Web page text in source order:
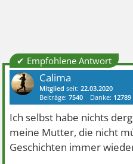
✔ Empfohlene Antwort
Calima
Mitglied seit:22.03.2020
Beiträge:7540 Danke: 12789
Ich selbst habe nichts
meine Mutter, die nicht
Geschichten immer